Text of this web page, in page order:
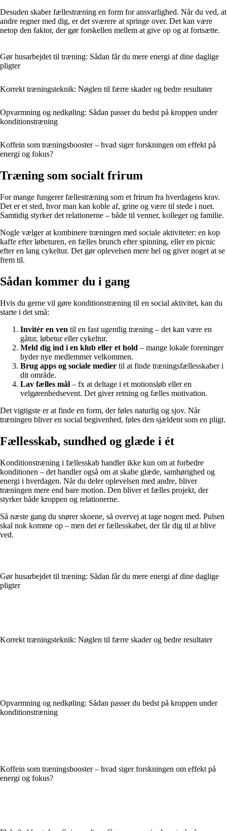
Desuden skaber fællestræning en form for ansvarlighed. Når du ved, at
andre regner med dig, er det sværere at springe over. Det kan være
netop den faktor, der gør forskellen mellem at give op og at fortsætte.
Gør husarbejdet til træning: Sådan får du mere energi af dine daglige
pligter
Korrekt træningsteknik: Nøglen til færre skader og bedre resultater
Opvarmning og nedkøling: Sådan passer du bedst på kroppen under
konditionstræning
Koffein som træningsbooster – hvad siger forskningen om effekt på
energi og fokus?
Træning som socialt frirum
For mange fungerer fællestræning som et frirum fra hverdagens krav.
Det er et sted, hvor man kan koble af, grine og være til stede i nuet.
Samtidig styrker det relationerne – både til venner, kolleger og familie.
Nogle vælger at kombinere træningen med sociale aktiviteter: en kop
kaffe efter løbeturen, en fælles brunch efter spinning, eller en picnic
efter en lang cykeltur. Det gør oplevelsen mere hel og giver noget at se
frem til.
Sådan kommer du i gang
Hvis du gerne vil gøre konditionstræning til en social aktivitet, kan du
starte i det små:
Invitér en ven til en fast ugentlig træning – det kan være en
gåtur, løbetur eller cykeltur.
Meld dig ind i en klub eller et hold – mange lokale foreninger
byder nye medlemmer velkommen.
Brug apps og sociale medier til at finde træningsfællesskaber i
dit område.
Lav fælles mål – fx at deltage i et motionsløb eller en
velgørenhedsevent. Det giver retning og fælles motivation.
Det vigtigste er at finde en form, der føles naturlig og sjov. Når
træningen bliver en social begivenhed, føles den sjældent som en pligt.
Fællesskab, sundhed og glæde i ét
Konditionstræning i fællesskab handler ikke kun om at forbedre
konditionen – det handler også om at skabe glæde, samhørighed og
energi i hverdagen. Når du deler oplevelsen med andre, bliver
træningen mere end bare motion. Den bliver et fælles projekt, der
styrker både kroppen og relationerne.
Så næste gang du snører skoene, så overvej at tage nogen med. Pulsen
skal nok komme op – men det er fællesskabet, der får dig til at blive
ved.
Gør husarbejdet til træning: Sådan får du mere energi af dine daglige
pligter
Korrekt træningsteknik: Nøglen til færre skader og bedre resultater
Opvarmning og nedkøling: Sådan passer du bedst på kroppen under
konditionstræning
Koffein som træningsbooster – hvad siger forskningen om effekt på
energi og fokus?